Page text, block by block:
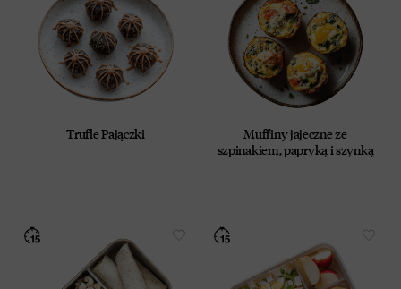
Trufle Pajączki
Muffiny jajeczne ze
szpinakiem, papryką i szynką